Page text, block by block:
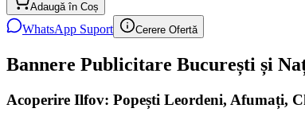
Adaugă în Coș
WhatsApp Suport Cerere Ofertă
Bannere Publicitare București și
Acoperire Ilfov: Popești Leordeni, Afumați,